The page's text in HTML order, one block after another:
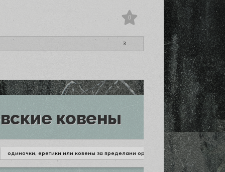
0
3
ковены
одиночки, еретики или ковены за пределами орлеана